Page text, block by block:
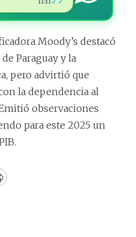
Moody’s destacó
Paraguay y la
pero advirtió que
la dependencia al
observaciones
para este 2025 un